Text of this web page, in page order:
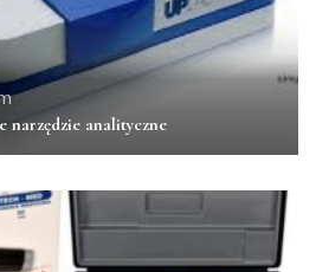
narzędzie analityczne